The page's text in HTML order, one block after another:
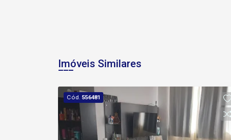
Imóveis Similares
Cód. 556481